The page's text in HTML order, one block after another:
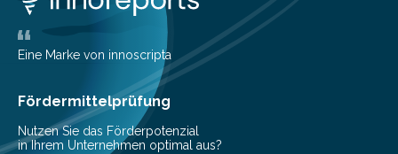
belegen, dass es eindeutig die Produzenten sind. Um
die…
Eine Marke von innoscripta
Fördermittelprüfung
Nutzen Sie das Förderpotenzial
in Ihrem Unternehmen optimal aus?